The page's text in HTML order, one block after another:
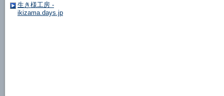
生き様工房 -
ikizama.days.jp